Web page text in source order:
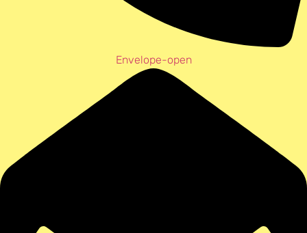
Envelope-open